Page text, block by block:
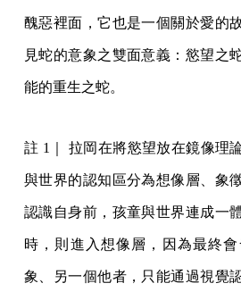
醜惡裡面，它也是一個關於愛的
見蛇的意象之雙面意義：慾望之
能的重生之蛇。
註 1｜ 拉岡在將慾望放在鏡像理
與世界的認知區分為想像層、象
認識自身前，孩童與世界連成一
時，則進入想像層，因為最終
象、另一個他者，只能通過視覺